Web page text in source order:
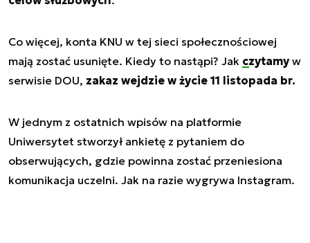
Co więcej, konta KNU w tej sieci społecznościowej
mają zostać usunięte. Kiedy to nastąpi? Jak czytamyw
serwisie DOU, zakaz wejdzie w życie 11 listopada br.
W jednym z ostatnich wpisów na platformie
Uniwersytet stworzył ankietę z pytaniem do
obserwujących, gdzie powinna zostać przeniesiona
komunikacja uczelni. Jak na razie wygrywa Instagram.